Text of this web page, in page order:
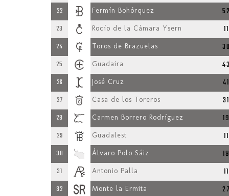
22 Fermín Bohórquez
23 Rocío de la Cámara Ysern 11
24 Toros de Brazuelas
25 Guadaira
26 José Cruz 41
27 Casa de los Toreros 31
28 Carmen Borrero Rodríguez 19
29 Guadalest 11
30 Álvaro Polo Sáiz 19
31 Antonio Palla 11
32 Monte la Ermita